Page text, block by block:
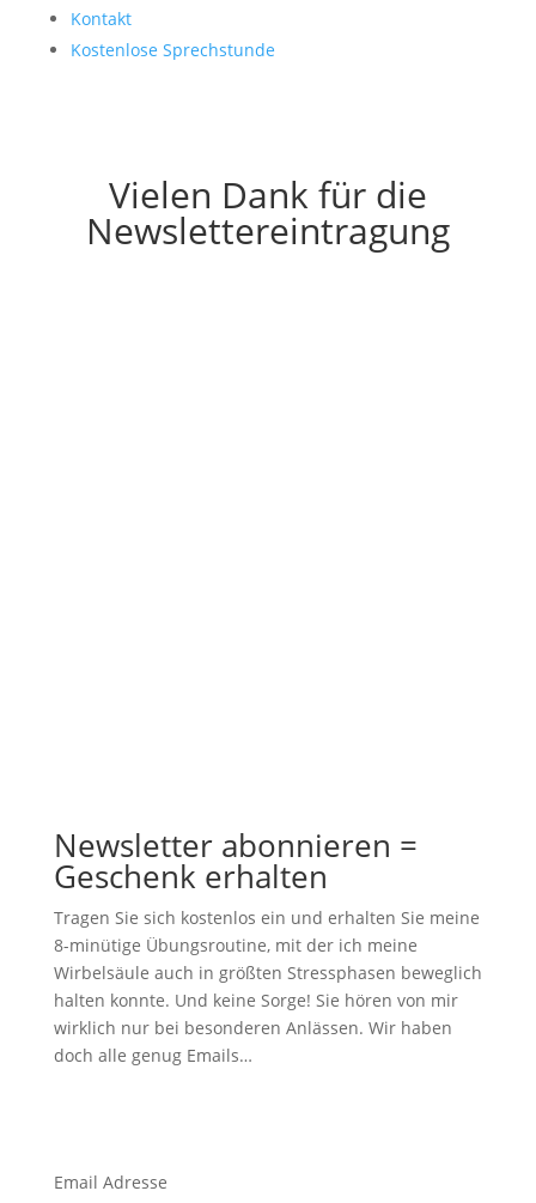
Kontakt
Kostenlose Sprechstunde
Vielen Dank für die
Newslettereintragung
Newsletter abonnieren =
Geschenk erhalten
Tragen Sie sich kostenlos ein und erhalten Sie meine
8-minütige Übungsroutine, mit der ich meine
Wirbelsäule auch in größten Stressphasen beweglich
halten konnte. Und keine Sorge! Sie hören von mir
wirklich nur bei besonderen Anlässen. Wir haben
doch alle genug Emails…
Email Adresse